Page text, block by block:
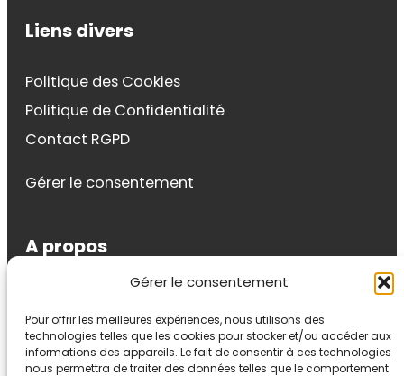
Gérer le consentement
Pour offrir les meilleures expériences, nous utilisons des
technologies telles que les cookies pour stocker et/ou accéder aux
informations des appareils. Le fait de consentir à ces technologies
nous permettra de traiter des données telles que le comportement
Liens divers
Politique des Cookies
Politique de Confidentialité
Contact RGPD
Gérer le consentement
A propos
Auteur, formatrice, conférencière et coach.
Auteur du livre « Affirmez-vous en douceur »